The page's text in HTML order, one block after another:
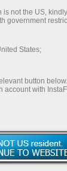
52-
Actual
not the US,
government
States;
button
account with